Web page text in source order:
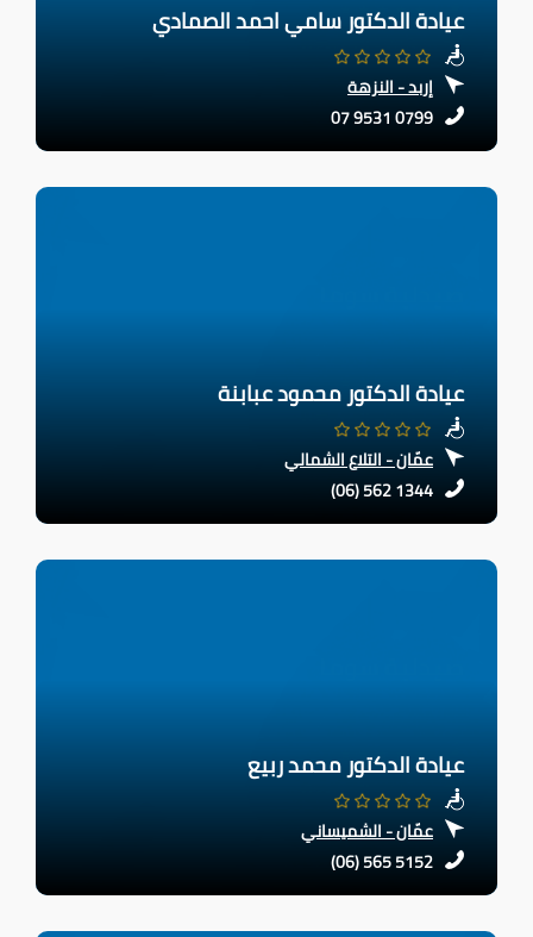
عيادة الدكتور سامي احمد الصمادي
إربد - النزهة
07 9531 0799
عيادة الدكتور محمود عبابنة
عمّان - التلاع الشمالي
(06) 562 1344
عيادة الدكتور محمد ربيع
عمّان - الشميساني
(06) 565 5152